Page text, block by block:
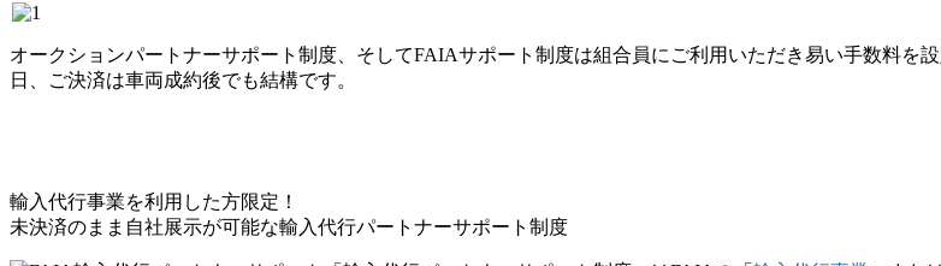
オークションパートナーサポート制度、そしてFAIAサポート制度は組合員にご利用いただき易い手数料を
日、ご決済は車両成約後でも結構です。
輸入代行事業を利用した方限定！
未決済のまま自社展示が可能な輸入代行パートナーサポート制度